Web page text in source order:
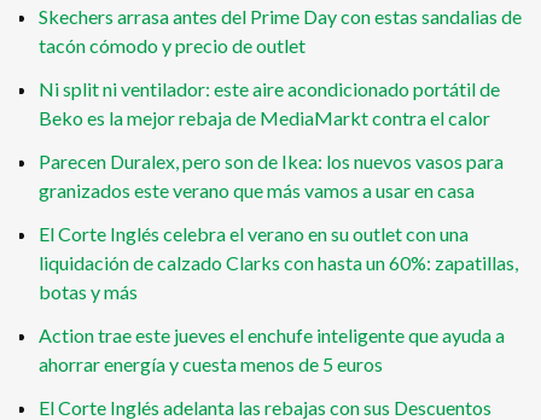
Skechers arrasa antes del Prime Day con estas sandalias de
tacón cómodo y precio de outlet
Ni split ni ventilador: este aire acondicionado portátil de
Beko es la mejor rebaja de MediaMarkt contra el calor
Parecen Duralex, pero son de Ikea: los nuevos vasos para
granizados este verano que más vamos a usar en casa
El Corte Inglés celebra el verano en su outlet con una
liquidación de calzado Clarks con hasta un 60%: zapatillas,
botas y más
Action trae este jueves el enchufe inteligente que ayuda a
ahorrar energía y cuesta menos de 5 euros
El Corte Inglés adelanta las rebajas con sus Descuentos